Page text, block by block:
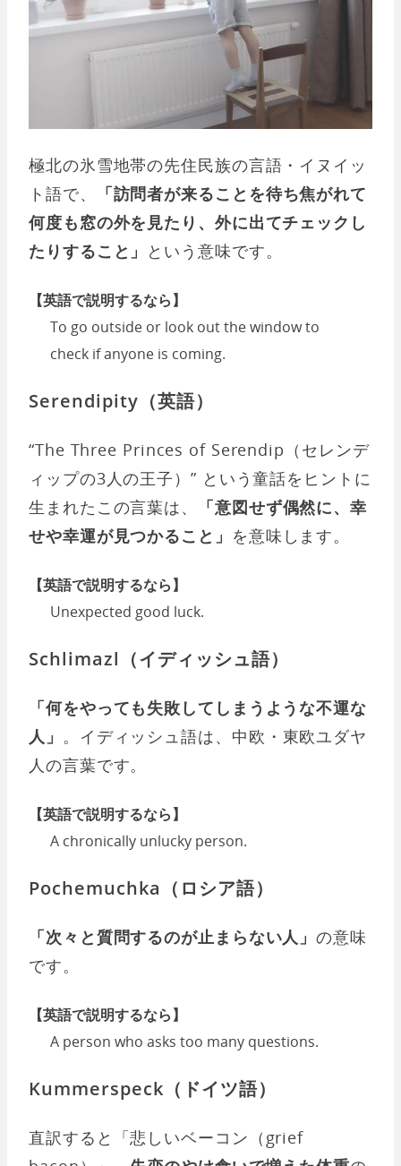
極北の氷雪地帯の先住民族の言語・イヌイッ
ト語で、
「訪問者が来ることを待ち焦がれて
何度も窓の外を見たり、外に出てチェックし
たりすること」 という意味です。
【英語で説明するなら】
To go outside or look out the window to
check if anyone is coming.
Serendipity（英語）
“The Three Princes of Serendip（セレンデ
ィップの3人の王子）” という童話をヒントに
生まれたこの言葉は、
「意図せず偶然に、幸
せや幸運が見つかること」 を意味します。
【英語で説明するなら】
Unexpected good luck.
Schlimazl（イディッシュ語）
「何をやっても失敗してしまうような不運な
人」 。イディッシュ語は、中欧・東欧ユダヤ
人の言葉です。
【英語で説明するなら】
A chronically unlucky person.
Pochemuchka（ロシア語）
「次々と質問するのが止まらない人」の意味
です。
【英語で説明するなら】
A person who asks too many questions.
Kummerspeck（ドイツ語）
直訳すると「悲しいベーコン（grief